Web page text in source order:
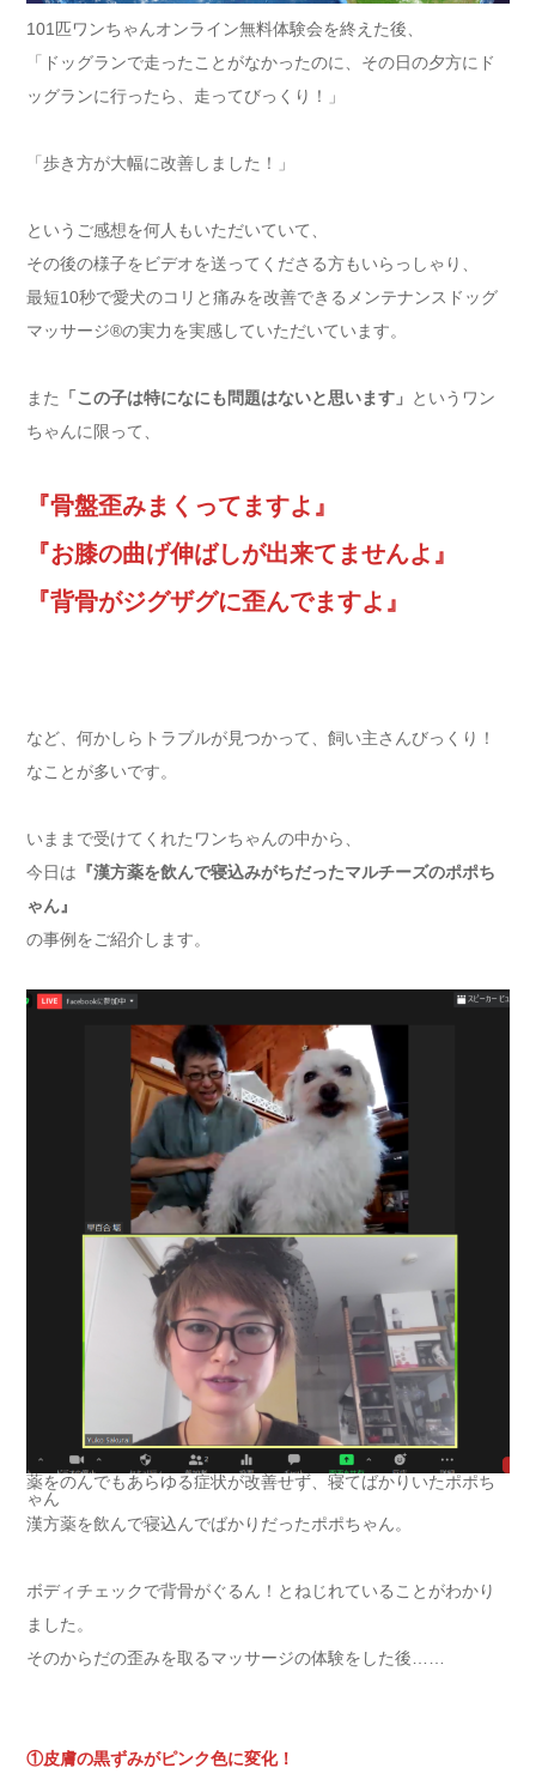
101匹ワンちゃんオンライン無料体験会を終えた後、
「ドッグランで走ったことがなかったのに、その日の夕方にド
ッグランに行ったら、走ってびっくり！」
「歩き方が大幅に改善しました！」
というご感想を何人もいただいていて、
その後の様子をビデオを送ってくださる方もいらっしゃり、
最短10秒で愛犬のコリと痛みを改善できるメンテナンスドッグ
マッサージ®の実力を実感していただいています。
また 「この子は特になにも問題はないと思います」 というワン
ちゃんに限って、
『骨盤歪みまくってますよ』
『お膝の曲げ伸ばしが出来てませんよ』
『背骨がジグザグに歪んでますよ』
など、何かしらトラブルが見つかって、飼い主さんびっくり！
なことが多いです。
いままで受けてくれたワンちゃんの中から、
今日は 『漢方薬を飲んで寝込みがちだったマルチーズのポポち
ゃん』
の事例をご紹介します。
薬をのんでもあらゆる症状が改善せず、寝てばかりいたポポち
ゃん
漢方薬を飲んで寝込んでばかりだったポポちゃん。
ボディチェックで背骨がぐるん！とねじれていることがわかり
ました。
そのからだの歪みを取るマッサージの体験をした後……
①皮膚の黒ずみがピンク色に変化！